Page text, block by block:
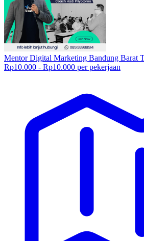
Mentor Digital Marketing Bandung Barat
Rp10.000 - Rp10.000 per pekerjaan